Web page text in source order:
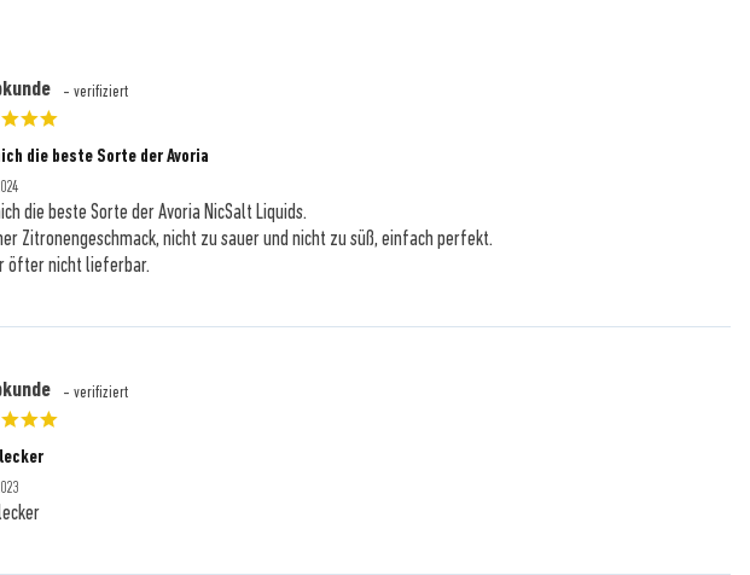
- verifiziert
die beste Sorte der Avoria
die beste Sorte der Avoria NicSalt Liquids.
Zitronengeschmack, nicht zu sauer und nicht zu süß, einfach perfekt.
öfter nicht lieferbar.
- verifiziert